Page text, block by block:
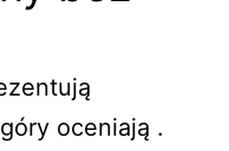
oceniają .